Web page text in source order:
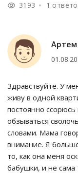
3193 1
Артем
Здравствуйте. У
живу в одной
постоянно ссорюсь
обзываться
словами. Мама
внимание. Я
то, как она меня
бабушки, и не сама